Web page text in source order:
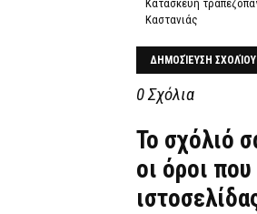
Κατασκευή
Καστανιάς
ΔΗΜΟΣΊΕΥΣΗ ΣΧΟΛΊΟΥ
0 Σχόλια
Το σχόλιό
οι όροι